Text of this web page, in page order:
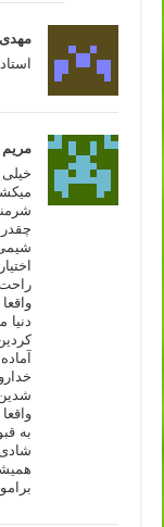
مهدی
مریم
راحت
به